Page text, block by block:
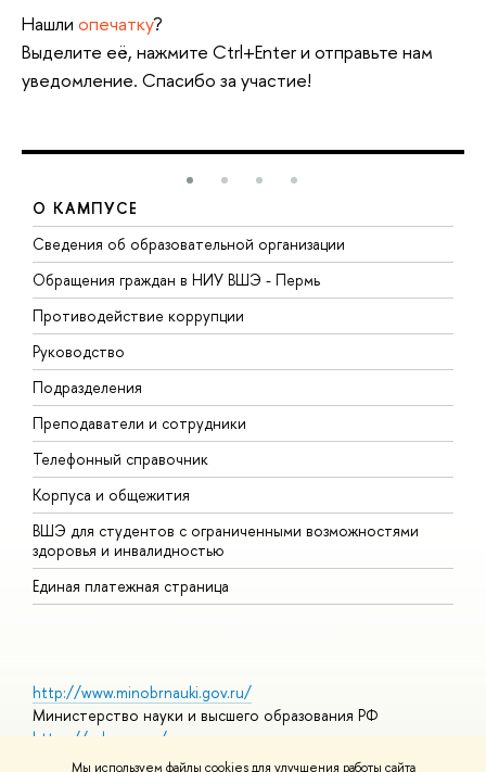
Мы используем файлы cookies для улучшения работы сайта
Нашли опечатку?
Выделите её, нажмите Ctrl+Enter и отправьте нам
уведомление. Спасибо за участие!
О КАМПУСЕ
Сведения об образовательной организации
Обращения граждан в НИУ ВШЭ - Пермь
Противодействие коррупции
Руководство
Подразделения
Преподаватели и сотрудники
Телефонный справочник
Корпуса и общежития
ВШЭ для студентов с ограниченными возможностями
здоровья и инвалидностью
Единая платежная страница
http://www.minobrnauki.gov.ru/
Министерство науки и высшего образования РФ
https://edu.gov.ru/
Министерство просвещения РФ